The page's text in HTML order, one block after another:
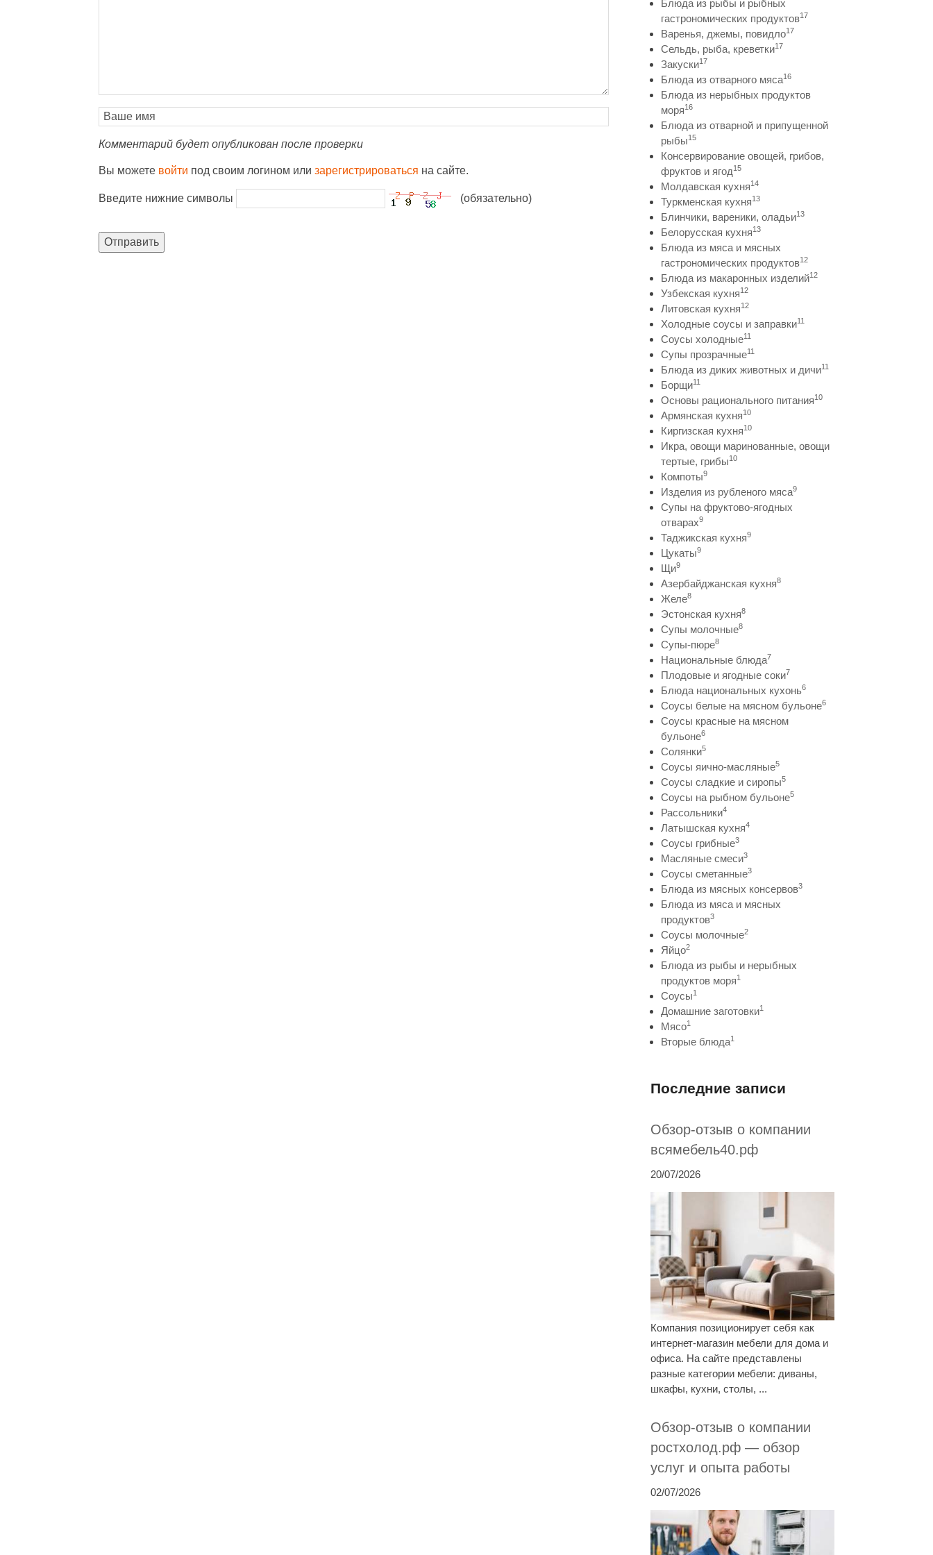
Комментарий будет опубликован после проверки
Вы можете войти под своим логином или зарегистрироваться на сайте.
Введите нижние символы (обязательно)
Отправить
Блюда из рыбы и рыбных
гастрономических продуктов17
Варенья, джемы, повидло17
Сельдь, рыба, креветки17
Закуски17
Блюда из отварного мяса16
Блюда из нерыбных продуктов
моря16
Блюда из отварной и припущенной
рыбы15
Консервирование овощей, грибов,
фруктов и ягод15
Молдавская кухня14
Туркменская кухня13
Блинчики, вареники, оладьи13
Белорусская кухня13
Блюда из мяса и мясных
гастрономических продуктов12
Блюда из макаронных изделий12
Узбекская кухня12
Литовская кухня12
Холодные соусы и заправки11
Соусы холодные11
Супы прозрачные11
Блюда из диких животных и дичи11
Борщи11
Основы рационального питания10
Армянская кухня10
Киргизская кухня10
Икра, овощи маринованные, овощи
тертые, грибы10
Компоты9
Изделия из рубленого мяса9
Супы на фруктово-ягодных
отварах9
Таджикская кухня9
Цукаты9
Щи9
Азербайджанская кухня8
Желе8
Эстонская кухня8
Супы молочные8
Супы-пюре8
Национальные блюда7
Плодовые и ягодные соки7
Блюда национальных кухонь6
Соусы белые на мясном бульоне6
Соусы красные на мясном
бульоне6
Солянки5
Соусы яично-масляные5
Соусы сладкие и сиропы5
Соусы на рыбном бульоне5
Рассольники4
Латышская кухня4
Соусы грибные3
Масляные смеси3
Соусы сметанные3
Блюда из мясных консервов3
Блюда из мяса и мясных
продуктов3
Соусы молочные2
Яйцо2
Блюда из рыбы и нерыбных
продуктов моря1
Соусы1
Домашние заготовки1
Мясо1
Вторые блюда1
Последние записи
Обзор-отзыв о компании
всямебель40.рф
20/07/2026
Компания позиционирует себя как
интернет-магазин мебели для дома и
офиса. На сайте представлены
разные категории мебели: диваны,
шкафы, кухни, столы, ...
Обзор-отзыв о компании
ростхолод.рф — обзор
услуг и опыта работы
02/07/2026